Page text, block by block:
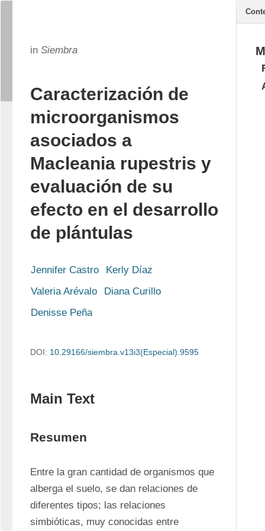
in Siembra
Caracterización de
microorganismos
asociados a
Macleania rupestris y
evaluación de su
efecto en el desarrollo
de plántulas
Jennifer Castro
Kerly Díaz
Valeria Arévalo
Diana Curillo
Denisse Peña
DOI: 10.29166/siembra.v13i3(Especial).9595
Main Text
Resumen
Entre la gran cantidad de organismos que
alberga el suelo, se dan relaciones de
diferentes tipos; las relaciones
simbióticas, muy conocidas entre